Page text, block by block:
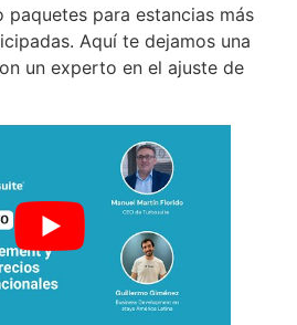
paquetes para estancias más
Aquí te dejamos una
un experto en el ajuste de